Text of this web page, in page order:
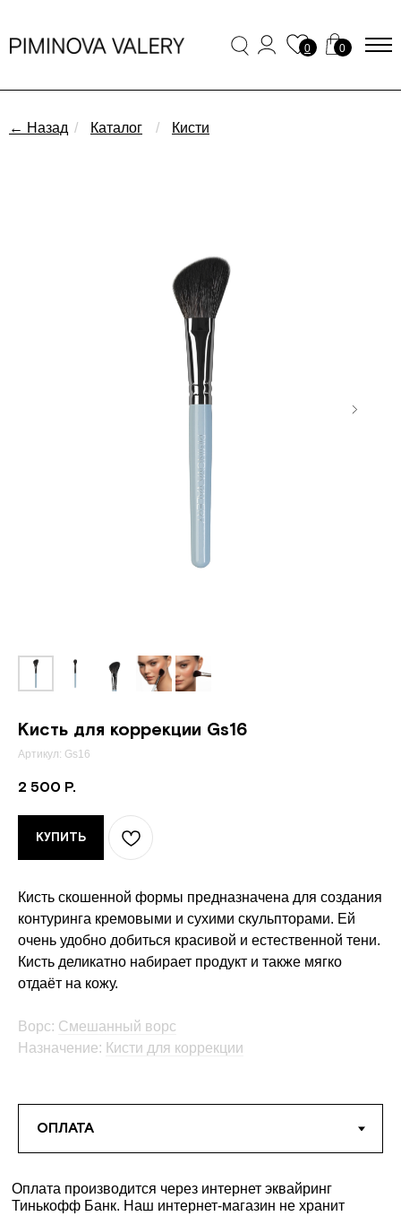
0
0
← Назад Каталог
/ / Кисти
Кисть для коррекции Gs16
Артикул: Gs16
2 500 Р.
КУПИТЬ
Кисть скошенной формы предназначена для создания
контуринга кремовыми и сухими скульпторами. Ей
очень удобно добиться красивой и естественной тени.
Кисть деликатно набирает продукт и также мягко
отдаёт на кожу.
Ворс: Смешанный ворс
Назначение: Кисти для коррекции
Оплата производится через интернет эквайринг
Тинькофф Банк. Наш интернет-магазин не хранит